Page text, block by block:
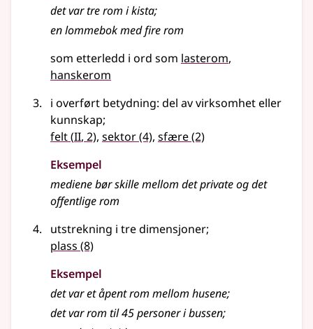
det var trerom i kista;
en lommebok med firerom
som etterledd i ord som lasterom
hanskerom
i overført betydning: del av virksomheteller
kunnskap;
felt(2
II, 2), sektor(4), sfære(2)
Eksempel
mediene bør skille mellom det private og det
offentligerom
utstrekning i tre dimensjoner;
plass (8)
Eksempel
det var et åpentrom mellom husene;
det varrom til 45 personer i bussen;